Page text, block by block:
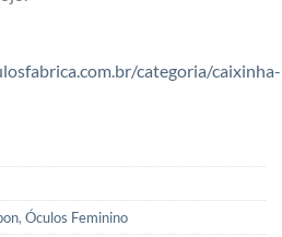
categoria/caixinha-
, Óculos Feminino